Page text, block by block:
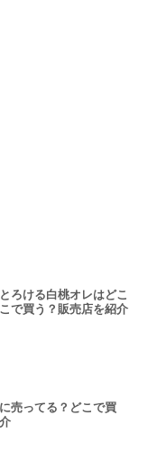
ろける白桃オレはどこ
で買う？販売店を紹介
売ってる？どこで買